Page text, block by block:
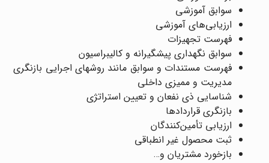
سوابق آموزشی
ارزیابی‌های آموزشی
فهرست تجهیزات
سوابق نگهداری پیشگیرانه و کالیبراسیون
فهرست مستندات و سوابق مانند روشهای اجرایی بازنگری
مدیریت و ممیزی داخلی
شناسایی ذی نفعان و تعیین استراتژی
بازنگری قراردادها
ارزیابی تأمین‌کنندگان
ثبت محصول غیر انطباقی
بازخورد مشتریان و…